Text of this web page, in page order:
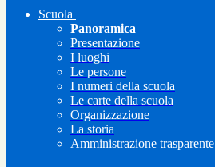
Scuola
Panoramica
Presentazione
I luoghi
Le persone
I numeri della scuola
Le carte della scuola
Organizzazione
La storia
Amministrazione trasparente